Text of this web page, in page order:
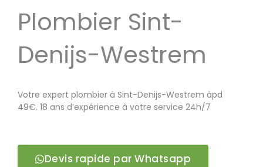
Plombier Sint-
Denijs-Westrem
Votre expert plombier à Sint-Denijs-Westrem àpd
49€. 18 ans d’expérience à votre service 24h/7
Devis rapide par Whatsapp